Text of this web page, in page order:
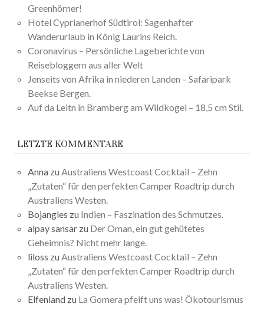
Greenhörner!
Hotel Cyprianerhof Südtirol: Sagenhafter
Wanderurlaub in König Laurins Reich.
Coronavirus – Persönliche Lageberichte von
Reisebloggern aus aller Welt
Jenseits von Afrika in niederen Landen – Safaripark
Beekse Bergen.
Auf da Leitn in Bramberg am Wildkogel – 18,5 cm Stil.
LETZTE KOMMENTARE
Anna zuAustraliens Westcoast Cocktail – Zehn
„Zutaten“ für den perfekten Camper Roadtrip durch
Australiens Westen.
Bojangles zu Indien – Faszination des Schmutzes.
alpay sansar zu Der Oman, ein gut gehütetes
Geheimnis? Nicht mehr lange.
liloss zuAustraliens Westcoast Cocktail – Zehn
„Zutaten“ für den perfekten Camper Roadtrip durch
Australiens Westen.
Elfenland zu La Gomera pfeift uns was! Ökotourismus